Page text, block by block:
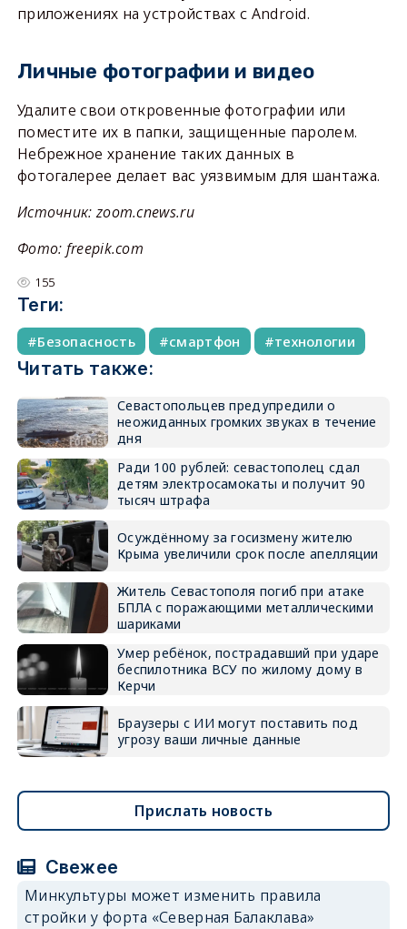
приложениях на устройствах с Android.
Личные фотографии и видео
Удалите свои откровенные фотографии или
поместите их в папки, защищенные паролем.
Небрежное хранение таких данных в
фотогалерее делает вас уязвимым для шантажа.
Источник: zoom.cnews.ru
Фото: freepik.com
155
Теги:
Безопасность смартфон технологии
Читать также:
Севастопольцев предупредили о
неожиданных громких звуках в течение
дня
Ради 100 рублей: севастополец сдал
детям электросамокаты и получит 90
тысяч штрафа
Осуждённому за госизмену жителю
Крыма увеличили срок после апелляции
Житель Севастополя погиб при атаке
БПЛА с поражающими металлическими
шариками
Умер ребёнок, пострадавший при ударе
беспилотника ВСУ по жилому дому в
Керчи
Браузеры с ИИ могут поставить под
угрозу ваши личные данные
Прислать новость
Свежее
Минкультуры может изменить правила
стройки у форта «Северная Балаклава»